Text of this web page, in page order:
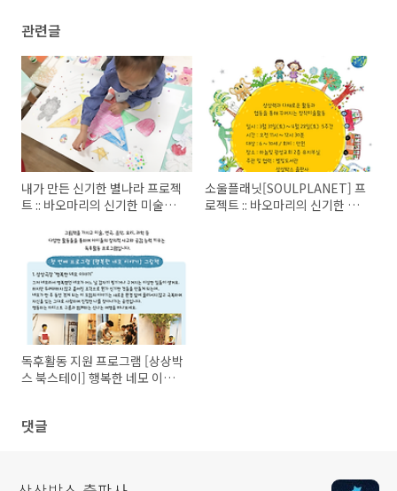
관련글
내가 만든 신기한 별나라 프로젝
트 :: 바오마리의 신기한 미술별
소울플래닛[SOULPLANET] 프
로젝트 :: 바오마리의 신기한 미
독후활동 지원 프로그램 [상상박
스 북스테이] 행복한 네모 이야
댓글